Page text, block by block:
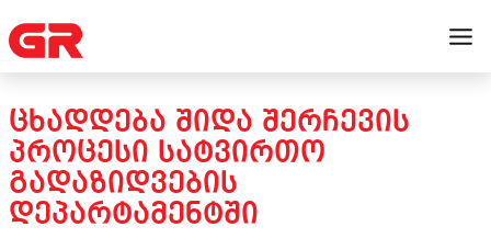
ᲪᲮᲐᲓᲓᲔᲑᲐ ᲨᲘᲓᲐ ᲨᲔᲠᲩᲔᲕᲘᲡ
ᲞᲠᲝᲪᲔᲡᲘ ᲡᲐᲢᲕᲘᲠᲗᲝ
ᲒᲐᲓᲐᲖᲘᲓᲕᲔᲑᲘᲡ
ᲓᲔᲞᲐᲠᲢᲐᲛᲔᲜᲢᲨᲘ